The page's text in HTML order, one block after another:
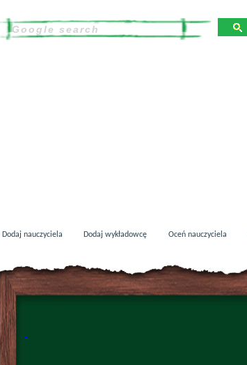
Dodaj nauczyciela Dodaj wykładowcę Oceń nauczyciela